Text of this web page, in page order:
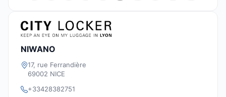
NIWANO
17, rue Ferrandière
69002 NICE
+33428382751